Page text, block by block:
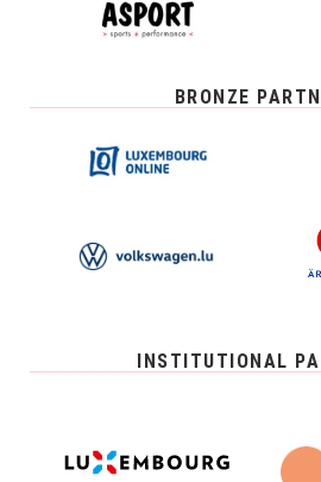
BRONZE
INSTITUTIONAL